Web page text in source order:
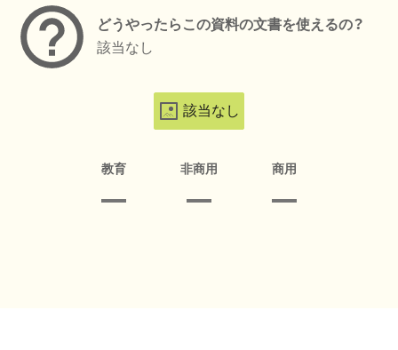
どうやったらこの資料の文書を使えるの？
該当なし
該当なし
教育 非商用 商用